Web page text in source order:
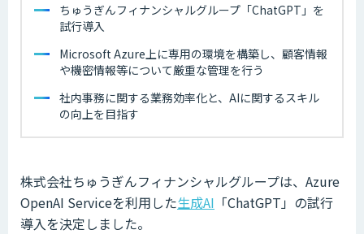
ちゅうぎんフィナンシャルグループ「ChatGPT」を
試行導入
Microsoft Azure上に専用の環境を構築し、顧客情報
や機密情報等について厳重な管理を行う
社内事務に関する業務効率化と、AIに関するスキル
の向上を目指す
株式会社ちゅうぎんフィナンシャルグループは、Azure
OpenAI Serviceを利用した生成AI 「ChatGPT」の試行
導入を決定しました。